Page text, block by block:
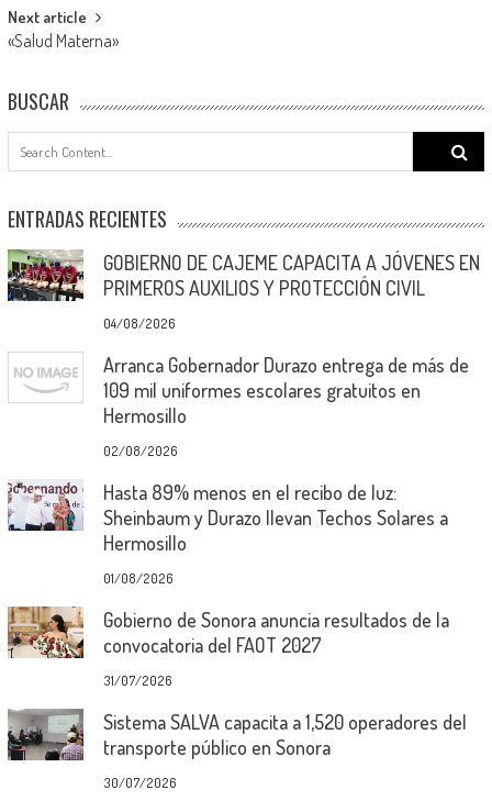
Next article
«Salud Materna»
BUSCAR
Search
for:
ENTRADAS RECIENTES
GOBIERNO DE CAJEME CAPACITA A JÓVENES EN
PRIMEROS AUXILIOS Y PROTECCIÓN CIVIL
04/08/2026
Arranca Gobernador Durazo entrega de más de
109 mil uniformes escolares gratuitos en
Hermosillo
02/08/2026
Hasta 89% menos en el recibo de luz:
Sheinbaum y Durazo llevan Techos Solares a
Hermosillo
01/08/2026
Gobierno de Sonora anuncia resultados de la
convocatoria del FAOT 2027
31/07/2026
Sistema SALVA capacita a 1,520 operadores del
transporte público en Sonora
30/07/2026